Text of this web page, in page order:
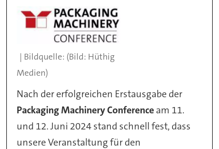
(Bild: Hüthig
Medien)
Nach der erfolgreichen Erstausgabe der
Packaging Machinery Conferenceam 11.
und 12. Juni 2024 stand schnell fest, dass
unsere Veranstaltung für den